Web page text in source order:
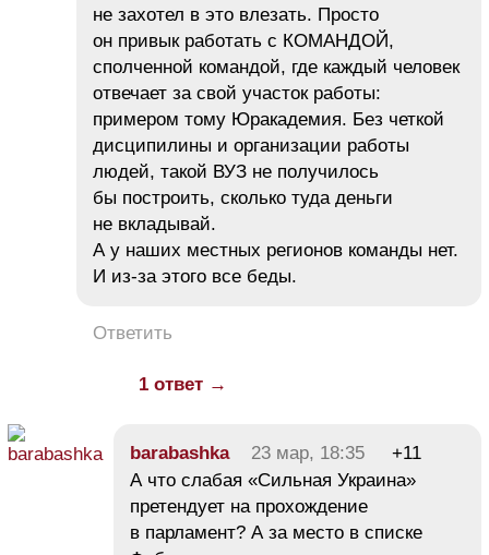
не захотел в это влезать. Просто
он привык работать с КОМАНДОЙ,
сполченной командой, где каждый человек
отвечает за свой участок работы:
примером тому Юракадемия. Без четкой
дисципилины и организации работы
людей, такой ВУЗ не получилось
бы построить, сколько туда деньги
не вкладывай.
А у наших местных регионов команды нет.
И из-за этого все беды.
Ответить
1 ответ →
barabashka 23 мар, 18:35
+11
А что слабая «Сильная Украина»
претендует на прохождение
в парламент? А за место в списке